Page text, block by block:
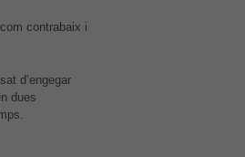
contrabaix i
d’engegar
dues